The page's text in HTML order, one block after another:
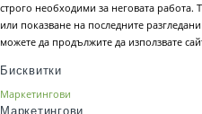
строго необходими за неговата
или показване на последните
можете да продължите да използвате
Бисквитки
Маркетингови
Маркетингови